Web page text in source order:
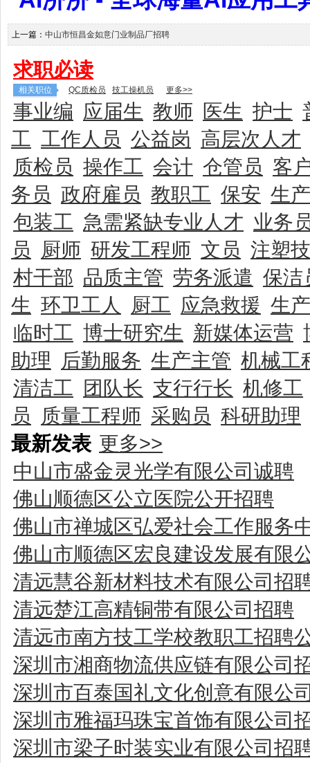
上一篇： 中山市恒昌金如意门业制品厂招聘
求职必读
相关职位 QC质检员 技工操机员 更多>>
事业编 应届生 教师 医生 护士
工 工作人员 公益岗 高层次人才
质检员 操作工 会计 仓管员 客
务员 政府雇员 教职工 保安 生
包装工 急需紧缺专业人才 业务
员
厨师 研发工程师 文员 注塑
村干部 品质主管 劳务派遣 保洁
生 环卫工人 厨工 应急救援 生
临时工 博士研究生 新媒体运营
助理
后勤服务 生产主管 机械工
清洁工 团队长 支行行长 机修工
员
质量工程师 采购员 科研助理
最新发表 更多>>
中山市盛金灵光学有限公司诚聘
佛山顺德区公立医院公开招聘
佛山市禅城区弘爱社会工作服务
佛山市顺德区宏良建设发展有限
清远慧谷新材料技术有限公司招
清远楚江高精铜带有限公司招聘
清远市南方技工学校教职工招聘
深圳市湘商物流供应链有限公司
深圳市百泰国礼文化创意有限公
深圳市雅福玛珠宝首饰有限公司
深圳市梁子时装实业有限公司招